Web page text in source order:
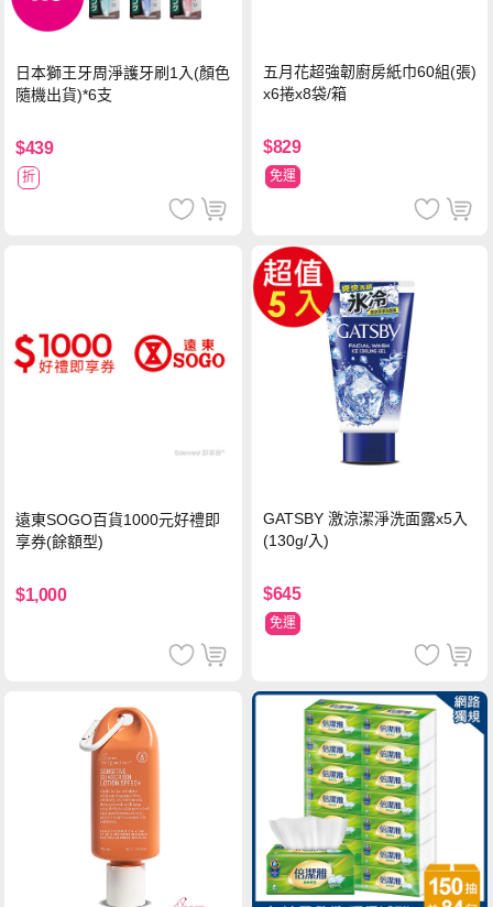
日本獅王牙周淨護牙刷1入(顏色
隨機出貨)*6支
$439
折
五月花超強韌廚房紙巾60組(張)
x6捲x8袋/箱
$829
免運
遠東SOGO百貨1000元好禮即
享券(餘額型)
$1,000
GATSBY 激涼潔淨洗面露x5入
(130g/入)
$645
免運